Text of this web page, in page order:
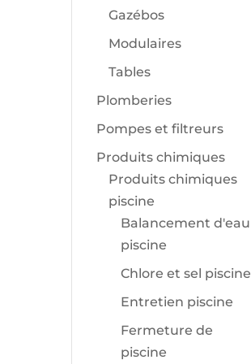
Gazébos
Modulaires
Tables
Plomberies
Pompes et filtreurs
Produits chimiques
Produits chimiques
piscine
Balancement d'eau
piscine
Chlore et sel piscine
Entretien piscine
Fermeture de
piscine